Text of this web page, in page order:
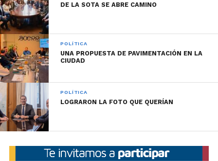
DE LA SOTA SE ABRE CAMINO
POLÍTICA
UNA PROPUESTA DE PAVIMENTACIÓN EN LA
CIUDAD
POLÍTICA
LOGRARON LA FOTO QUE QUERÍAN